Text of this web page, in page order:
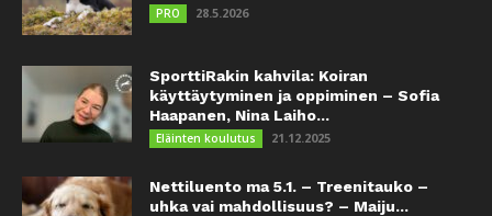
PRO 28.5.2026
SporttiRakin kahvila: Koiran
käyttäytyminen ja oppiminen – Sofia
Haapanen, Nina Laiho...
Eläinten koulutus 21.12.2025
Nettiluento ma 5.1. – Treenitauko –
uhka vai mahdollisuus? – Maiju...